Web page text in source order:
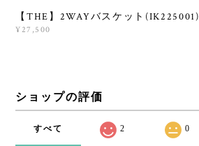
【THE】2WAYバスケット(IK225001)
¥27,500
ショップの評価
すべて 2 0